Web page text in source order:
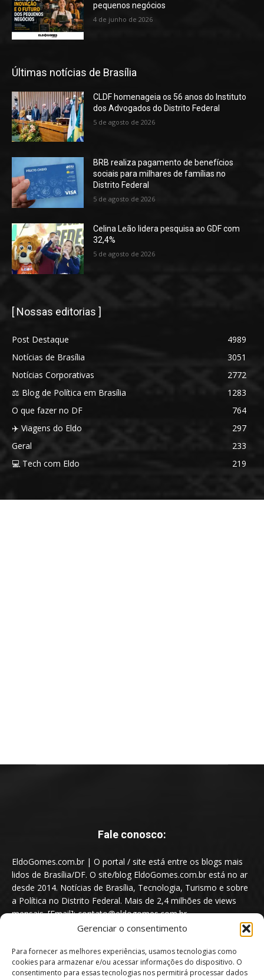
Gerenciar o consentimento
Para fornecer as melhores experiências, usamos tecnologias como
cookies para armazenar e/ou acessar informações do dispositivo. O
consentimento para essas tecnologias nos permitirá processar dados
pequenos negócios
4 de junho de 2026
Últimas notícias de Brasília
CLDF homenageia os 56 anos do Instituto
dos Advogados do Distrito Federal
5 de agosto de 2026
BRB realiza pagamento de benefícios
sociais para milhares de famílias no
Distrito Federal
5 de agosto de 2026
Celina Leão lidera pesquisa ao GDF com
32,4%
5 de agosto de 2026
[ Nossas editorias ]
Post Destaque
4989
Notícias de Brasília
3051
Notícias Corporativas
2772
⚖️ Blog de Política em Brasília
1283
O que fazer no DF
764
✈️ Viagens do Eldo
297
Geral
233
💻 Tech com Eldo
219
Fale conosco:
EldoGomes.com.br | O portal / site está entre os blogs mais
lidos de Brasília/DF. O site/blog EldoGomes.com.br está no ar
desde 2014. Notícias de Brasília, Tecnologia, Turismo e sobre
a Política no Distrito Federal. Mais de 2,4 milhões de views
mensais. [Email]: contato@eldogomes.com.br